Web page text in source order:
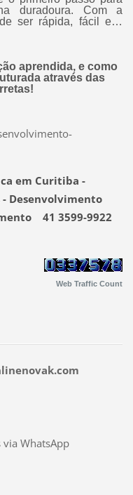
duradoura. Com a
ser rápida, fácil e…
aprendida, e como
através das
em Curitiba -
Desenvolvimento
41 3599-9922
Web Traffic Count
WhatsApp